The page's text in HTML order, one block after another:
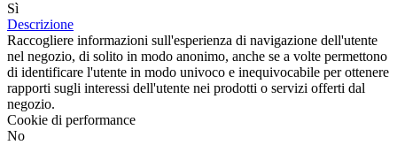
Sì
Descrizione
Raccogliere informazioni sull'esperienza di navigazione dell'utente
nel negozio, di solito in modo anonimo, anche se a volte permettono
di identificare l'utente in modo univoco e inequivocabile per ottenere
rapporti sugli interessi dell'utente nei prodotti o servizi offerti dal
negozio.
Cookie di performance
No